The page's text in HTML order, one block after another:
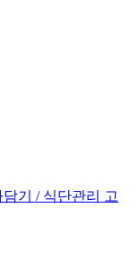
기 / 식단관리 고